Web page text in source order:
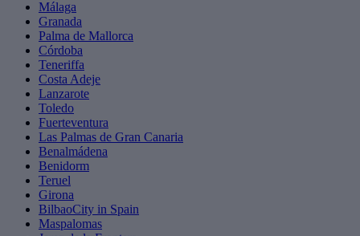
Málaga
Granada
Palma de Mallorca
Córdoba
Teneriffa
Costa Adeje
Lanzarote
Toledo
Fuerteventura
Las Palmas de Gran Canaria
Benalmádena
Benidorm
Teruel
Girona
BilbaoCity in Spain
Maspalomas